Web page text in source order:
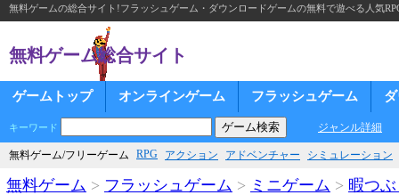
無料ゲームの総合サイト!フラッシュゲーム・ダウンロードゲームの無料で遊べる人気
無料ゲーム総合サイト
ゲームトップ オンラインゲーム フラッシュゲーム
キーワード ジャンル詳細
無料ゲーム/フリーゲーム RPG アクション アドベンチャー シミュレーション
無料ゲーム > フラッシュゲーム > ミニゲーム > 暇つ